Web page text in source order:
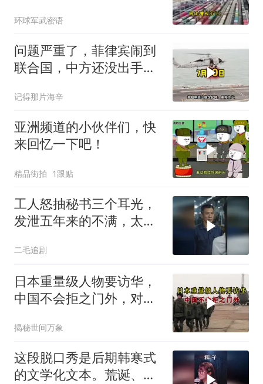
改写
环球军武密语
问题严重了，菲律宾闹到
联合国，中方还没出手，
记得那片海辛
亚洲频道的小伙伴们，快
来回忆一下吧！
精品街拍 1跟贴
工人怒抽秘书三个耳光，
发泄五年来的不满，太解
二毛追剧
日本重量级人物要访华，
中国不会拒之门外，对日
揭秘世间万象
这段脱口秀是后期韩寒式
的文学化文本。荒诞、激